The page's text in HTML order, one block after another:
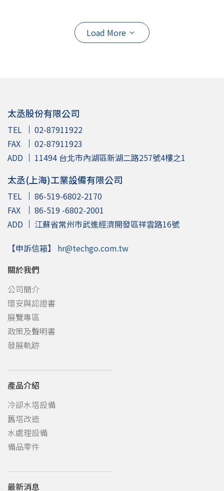
Load More
太丞股份有限公司
TEL
02-87911922
FAX
02-87911923
ADD
11494 台北市內湖區新湖二路257號4樓之1
太丞(上海)工業設備有限公司
TEL
86-519-6802-2170
FAX
86-519 -6802-2001
ADD
江蘇省常州市武進經濟開發區祥雲路16號
【申訴信箱】 hr@techgo.com.tw
關於我們
公司簡介
環安與認證書
展覽專區
政策及聲明書
發展軌跡
產品介紹
冷卻水塔設備
舊塔改造
水處理設備
備品零件
最新消息